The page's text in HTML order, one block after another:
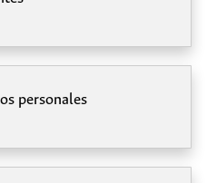
personales